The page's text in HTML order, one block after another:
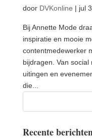
door DVKonline | jul
Bij Annette Mode
inspiratie en mooie
contentmedewerker
bijdragen. Van
uitingen en
die...
Recente